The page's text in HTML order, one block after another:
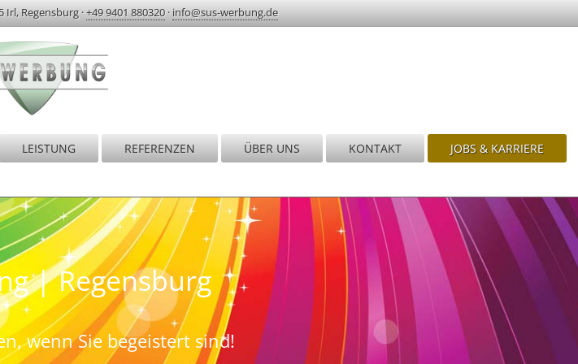
Irl, Regensburg·+49 9401 880320 · info@sus-werbung.de
LEISTUNG REFERENZEN ÜBER UNS KONTAKT JOBS & KARRIERE
| Regensburg
wenn Sie begeistert sind!